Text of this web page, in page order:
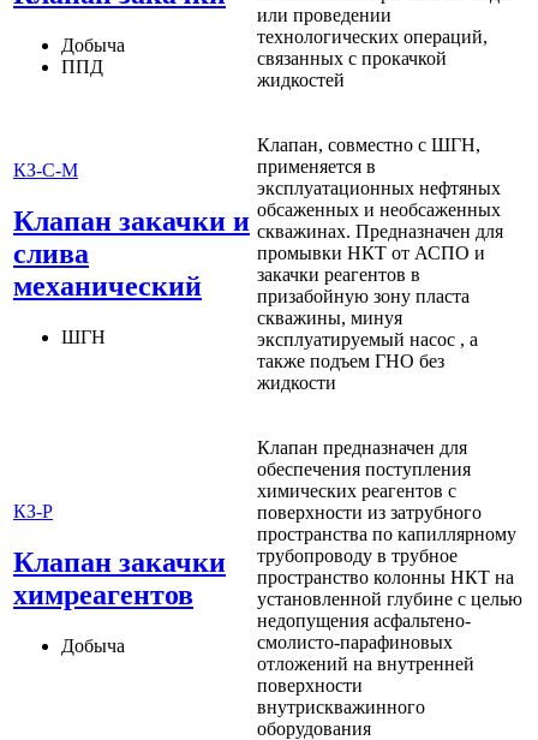
Добыча
ППД
или проведении
технологических операций,
связанных с прокачкой
жидкостей
КЗ-С-М
Клапан закачки и
слива
механический
ШГН
Клапан, совместно с ШГН,
применяется в
эксплуатационных нефтяных
обсаженных и необсаженных
скважинах. Предназначен для
промывки НКТ от АСПО и
закачки реагентов в
призабойную зону пласта
скважины, минуя
эксплуатируемый насос , а
также подъем ГНО без
жидкости
КЗ-Р
Клапан закачки
химреагентов
Добыча
Клапан предназначен для
обеспечения поступления
химических реагентов с
поверхности из затрубного
пространства по капиллярному
трубопроводу в трубное
пространство колонны НКТ на
установленной глубине с целью
недопущения асфальтено-
смолисто-парафиновых
отложений на внутренней
поверхности
внутрискважинного
оборудования